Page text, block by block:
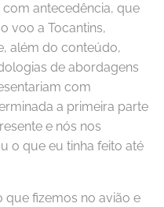
antecedência, que
voo a Tocantins,
além do conteúdo,
de abordagens
com
a primeira parte
e nós nos
o que eu tinha feito até
fizemos no avião e